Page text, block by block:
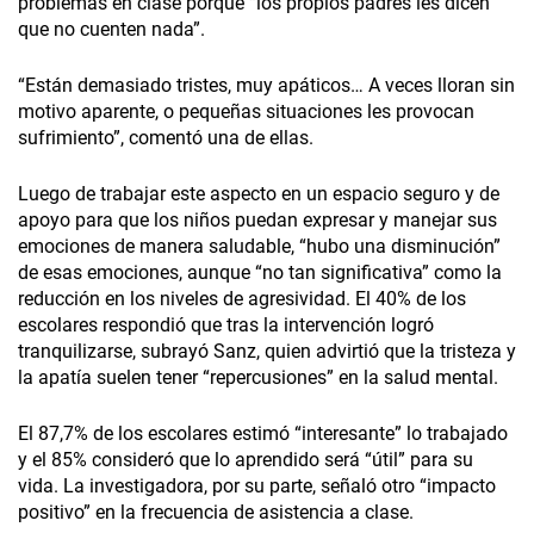
que no cuenten nada”.
“Están demasiado tristes, muy apáticos… A veces lloran sin
motivo aparente, o pequeñas situaciones les provocan
sufrimiento”, comentó una de ellas.
Luego de trabajar este aspecto en un espacio seguro y de
apoyo para que los niños puedan expresar y manejar sus
emociones de manera saludable, “hubo una disminución”
de esas emociones, aunque “no tan significativa” como la
reducción en los niveles de agresividad. El 40% de los
escolares respondió que tras la intervención logró
tranquilizarse, subrayó Sanz, quien advirtió que la tristeza y
la apatía suelen tener “repercusiones” en la salud mental.
El 87,7% de los escolares estimó “interesante” lo trabajado
y el 85% consideró que lo aprendido será “útil” para su
vida. La investigadora, por su parte, señaló otro “impacto
positivo” en la frecuencia de asistencia a clase.